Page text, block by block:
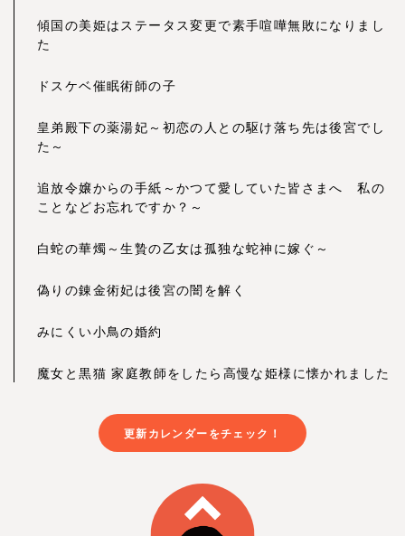
傾国の美姫はステータス変更で素手喧嘩無敗になりまし
た
ドスケベ催眠術師の子
皇弟殿下の薬湯妃～初恋の人との駆け落ち先は後宮でし
た～
追放令嬢からの手紙～かつて愛していた皆さまへ 私の
ことなどお忘れですか？～
白蛇の華燭～生贄の乙女は孤独な蛇神に嫁ぐ～
偽りの錬金術妃は後宮の闇を解く
みにくい小鳥の婚約
魔女と黒猫 家庭教師をしたら高慢な姫様に懐かれました
更新カレンダーをチェック！